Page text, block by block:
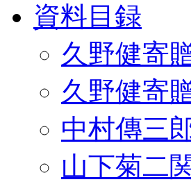
資料目録
久野健寄
久野健寄
中村傳三
山下菊二